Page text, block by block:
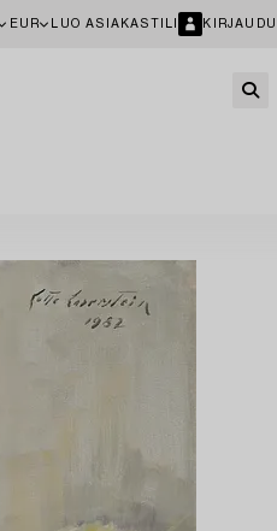
EUR LUO ASIAKASTILI KIRJAUDU